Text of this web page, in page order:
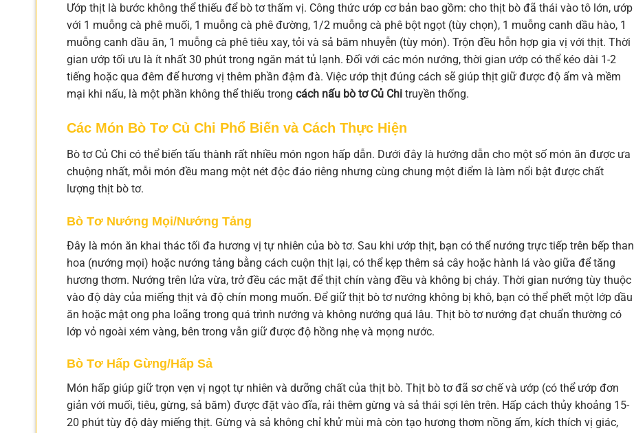
Ướp thịt là bước không thể thiếu để bò tơ thấm vị. Công thức ướp cơ bản bao gồm: cho thịt bò đã thái vào tô lớn, ướp
với 1 muỗng cà phê muối, 1 muỗng cà phê đường, 1/2 muỗng cà phê bột ngọt (tùy chọn), 1 muỗng canh dầu hào, 1
muỗng canh dầu ăn, 1 muỗng cà phê tiêu xay, tỏi và sả băm nhuyễn (tùy món). Trộn đều hỗn hợp gia vị với thịt. Thời
gian ướp tối ưu là ít nhất 30 phút trong ngăn mát tủ lạnh. Đối với các món nướng, thời gian ướp có thể kéo dài 1-2
tiếng hoặc qua đêm để hương vị thêm phần đậm đà. Việc ướp thịt đúng cách sẽ giúp thịt giữ được độ ẩm và mềm
mại khi nấu, là một phần không thể thiếu trong cách nấu bò tơ Củ Chi truyền thống.
Các Món Bò Tơ Củ Chi Phổ Biến và Cách Thực Hiện
Bò tơ Củ Chi có thể biến tấu thành rất nhiều món ngon hấp dẫn. Dưới đây là hướng dẫn cho một số món ăn được ưa
chuộng nhất, mỗi món đều mang một nét độc đáo riêng nhưng cùng chung một điểm là làm nổi bật được chất
lượng thịt bò tơ.
Bò Tơ Nướng Mọi/Nướng Tảng
Đây là món ăn khai thác tối đa hương vị tự nhiên của bò tơ. Sau khi ướp thịt, bạn có thể nướng trực tiếp trên bếp than
hoa (nướng mọi) hoặc nướng tảng bằng cách cuộn thịt lại, có thể kẹp thêm sả cây hoặc hành lá vào giữa để tăng
hương thơm. Nướng trên lửa vừa, trở đều các mặt để thịt chín vàng đều và không bị cháy. Thời gian nướng tùy thuộc
vào độ dày của miếng thịt và độ chín mong muốn. Để giữ thịt bò tơ nướng không bị khô, bạn có thể phết một lớp dầu
ăn hoặc mật ong pha loãng trong quá trình nướng và không nướng quá lâu. Thịt bò tơ nướng đạt chuẩn thường có
lớp vỏ ngoài xém vàng, bên trong vẫn giữ được độ hồng nhẹ và mọng nước.
Bò Tơ Hấp Gừng/Hấp Sả
Món hấp giúp giữ trọn vẹn vị ngọt tự nhiên và dưỡng chất của thịt bò. Thịt bò tơ đã sơ chế và ướp (có thể ướp đơn
giản với muối, tiêu, gừng, sả băm) được đặt vào đĩa, rải thêm gừng và sả thái sợi lên trên. Hấp cách thủy khoảng 15-
20 phút tùy độ dày miếng thịt. Gừng và sả không chỉ khử mùi mà còn tạo hương thơm nồng ấm, kích thích vị giác,